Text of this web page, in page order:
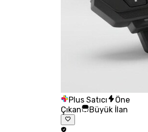
Plus Satıcı
Öne
Çıkan
Büyük İlan